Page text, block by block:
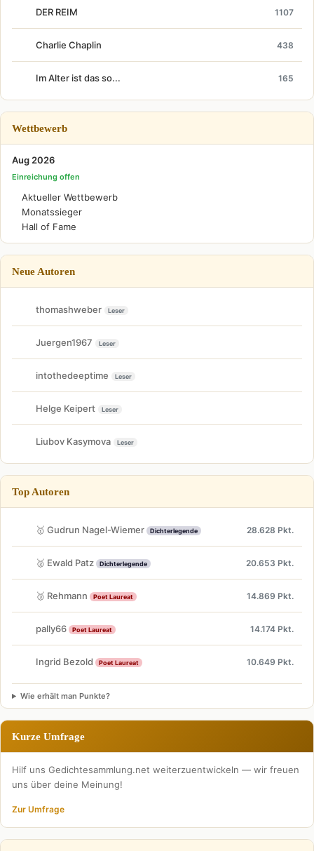
DER REIM 1107
Charlie Chaplin 438
Im Alter ist das so... 165
Wettbewerb
Aug 2026
Einreichung offen
Aktueller Wettbewerb
Monatssieger
Hall of Fame
Neue Autoren
thomashweber Leser
Juergen1967 Leser
intothedeeptime Leser
Helge Keipert Leser
Liubov Kasymova Leser
Top Autoren
🥇 Gudrun Nagel-Wiemer Dichterlegende 28.628 Pkt.
🥈 Ewald Patz Dichterlegende 20.653 Pkt.
🥉 Rehmann Poet Laureat 14.869 Pkt.
pally66 Poet Laureat 14.174 Pkt.
Ingrid Bezold Poet Laureat 10.649 Pkt.
Wie erhält man Punkte?
Kurze Umfrage
Hilf uns Gedichtesammlung.net weiterzuentwickeln — wir freuen
uns über deine Meinung!
Zur Umfrage